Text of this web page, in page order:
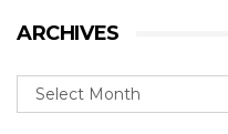
ARCHIVES